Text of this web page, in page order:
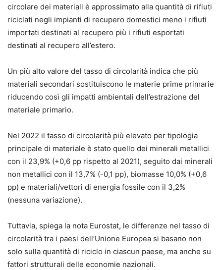
circolare dei materiali è approssimato alla quantità di rifiuti
riciclati negli impianti di recupero domestici meno i rifiuti
importati destinati al recupero più i rifiuti esportati
destinati al recupero all’estero.
Un più alto valore del tasso di circolarità indica che più
materiali secondari sostituiscono le materie prime primarie
riducendo così gli impatti ambientali dell’estrazione del
materiale primario.
Nel 2022 il tasso di circolarità più elevato per tipologia
principale di materiale è stato quello dei minerali metallici
con il 23,9% (+0,6 pp rispetto al 2021), seguito dai minerali
non metallici con il 13,7% (-0,1 pp), biomasse 10,0% (+0,6
pp) e materiali/vettori di energia fossile con il 3,2%
(nessuna variazione).
Tuttavia, spiega la nota Eurostat, le differenze nel tasso di
circolarità tra i paesi dell’Unione Europea si basano non
solo sulla quantità di riciclo in ciascun paese, ma anche su
fattori strutturali delle economie nazionali.